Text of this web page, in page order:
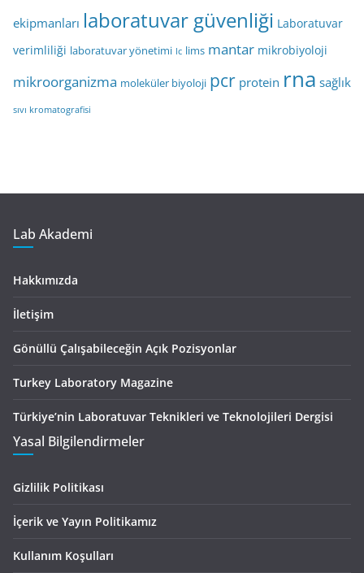
ekipmanları laboratuvar güvenliği Laboratuvar
verimliliği laboratuvar yönetimi lc lims mantar mikrobiyoloji
mikroorganizma moleküler biyoloji pcr protein rna sağlık
sıvı kromatografisi
Lab Akademi
Hakkımızda
İletişim
Gönüllü Çalışabileceğin Açık Pozisyonlar
Turkey Laboratory Magazine
Türkiye’nin Laboratuvar Teknikleri ve Teknolojileri Dergisi
Yasal Bilgilendirmeler
Gizlilik Politikası
İçerik ve Yayın Politikamız
Kullanım Koşulları